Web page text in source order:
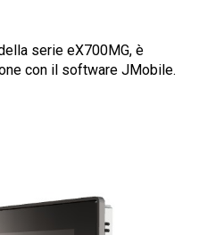
serie eX700MG, è
con il software JMobile.